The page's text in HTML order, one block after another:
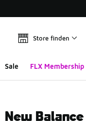
Store finden
Sale FLX Membership
New